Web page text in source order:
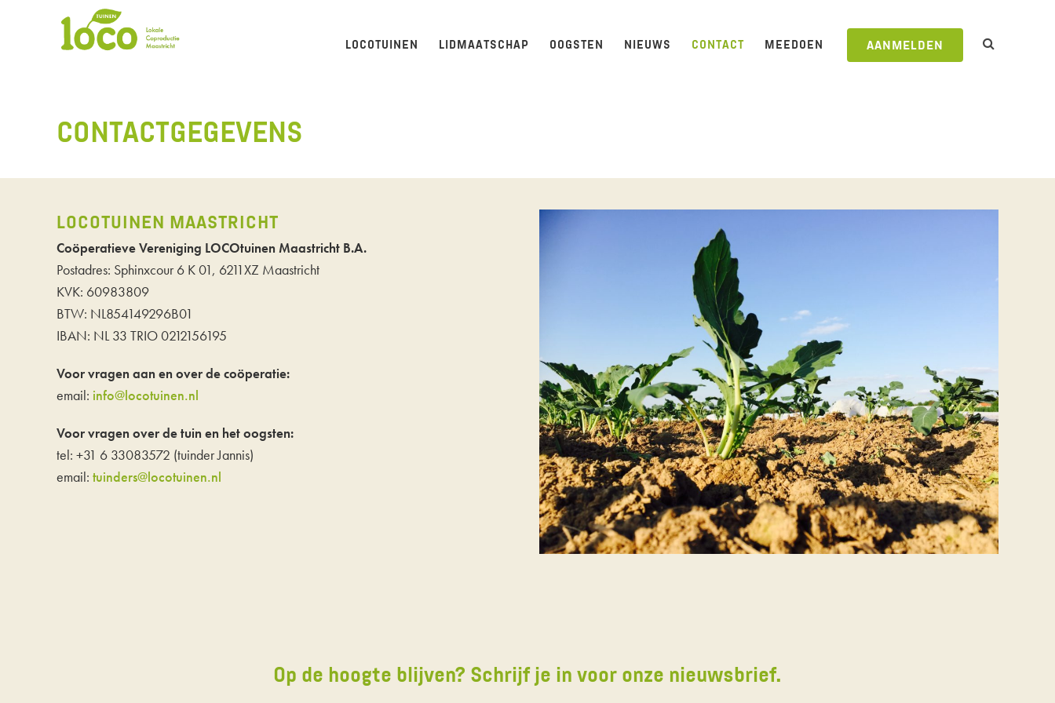
AANMELDEN
LOCOTUINEN LIDMAATSCHAP OOGSTEN NIEUWS CONTACT MEEDOEN
CONTACTGEGEVENS
LOCOTUINEN MAASTRICHT
Coöperatieve Vereniging LOCOtuinen Maastricht B.A.
Postadres: Sphinxcour 6 K 01, 6211XZ Maastricht
KVK: 60983809
BTW: NL854149296B01
IBAN: NL 33 TRIO 0212156195
Voor vragen aan en over de coöperatie:
email: info@locotuinen.nl
Voor vragen over de tuin en het oogsten:
tel: +31 6 33083572 (tuinder Jannis)
email: tuinders@locotuinen.nl
Op de hoogte blijven? Schrijf je in voor onze nieuwsbrief.